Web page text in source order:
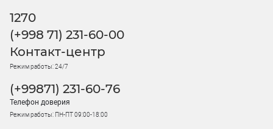
1270
(+998 71) 231-60-00
Контакт-центр
Режим работы: 24/7
(+99871) 231-60-76
Телефон доверия
Режим работы: ПН-ПТ 09:00-18:00